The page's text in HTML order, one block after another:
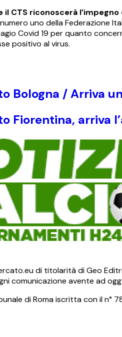
il CTS riconoscerà
uno della Federazione
Covid 19 per quanto
positivo al virus.
Bologna / Arriva
Fiorentina, arriva
di titolarità di Geo
comunicazione avente ad
di Roma iscritta con il n°